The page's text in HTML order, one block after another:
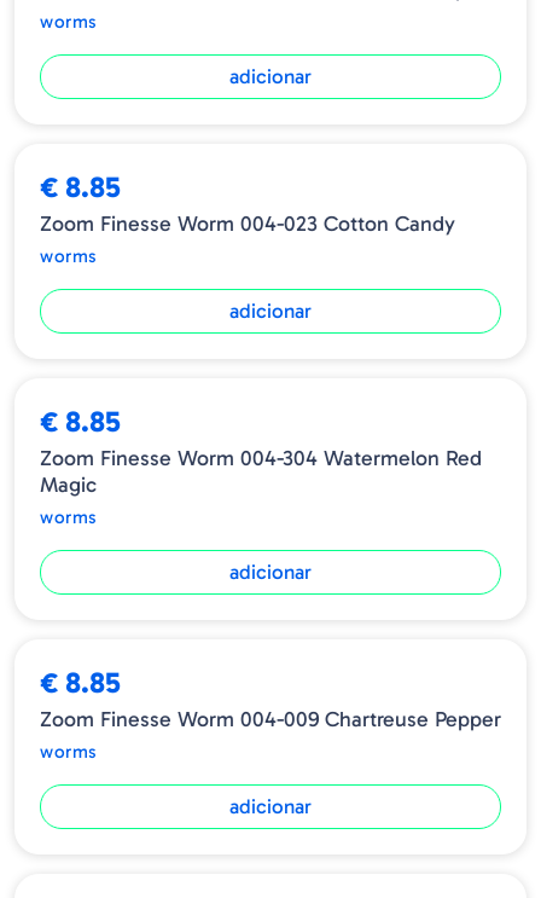
worms
adicionar
€ 8.85
Zoom Finesse Worm 004-023 Cotton Candy
worms
adicionar
€ 8.85
Zoom Finesse Worm 004-304 Watermelon Red
Magic
worms
adicionar
€ 8.85
Zoom Finesse Worm 004-009 Chartreuse Pepper
worms
adicionar